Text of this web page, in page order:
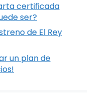
certificada
ser?
de El Rey
un plan de